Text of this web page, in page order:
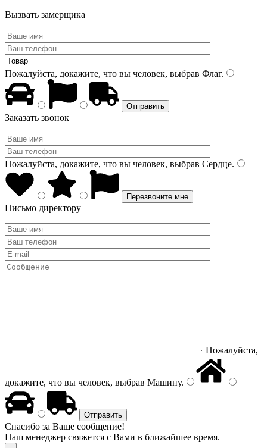
Вызвать замерщика
Пожалуйста, докажите, что вы человек, выбрав Флаг.
Заказать звонок
Пожалуйста, докажите, что вы человек, выбрав Сердце.
Письмо директору
Пожалуйста,
докажите, что вы человек, выбрав Машину.
Спасибо за Ваше сообщение!
Наш менеджер свяжется с Вами в ближайшее время.